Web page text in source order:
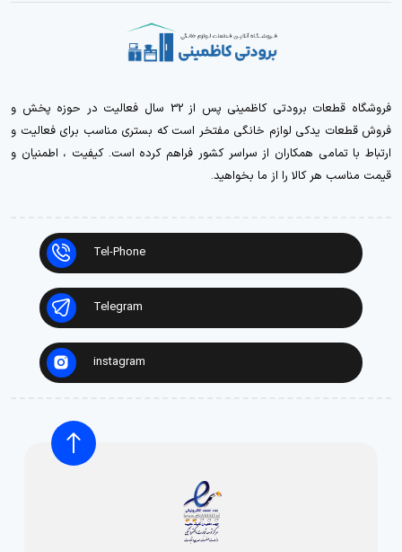
فروشگاه قطعات برودتی کاظمینی پس از 32 سال فعالیت در حوزه پخش و
فروش قطعات یدکی لوازم خانگی مفتخر است که بستری مناسب برای فعالیت و
ارتباط با تمامی همکاران از سراسر کشور فراهم کرده است. کیفیت ، اطمنیان و
قیمت مناسب هر کالا را از ما بخواهید.
Tel-Phone
Telegram
instagram